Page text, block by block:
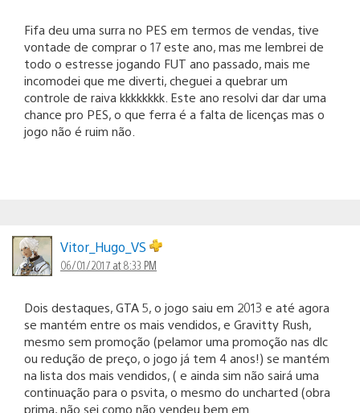
Fifa deu uma surra no PES em termos de vendas, tive
vontade de comprar o 17 este ano, mas me lembrei de
todo o estresse jogando FUT ano passado, mais me
incomodei que me diverti, cheguei a quebrar um
controle de raiva kkkkkkkk. Este ano resolvi dar dar uma
chance pro PES, o que ferra é a falta de licenças mas o
jogo não é ruim não.
Vitor_Hugo_VS
06/01/2017 at 8:33 PM
Dois destaques, GTA 5, o jogo saiu em 2013 e até agora
se mantém entre os mais vendidos, e Gravitty Rush,
mesmo sem promoção (pelamor uma promoção nas dlc
ou redução de preço, o jogo já tem 4 anos!) se mantém
na lista dos mais vendidos, ( e ainda sim não sairá uma
continuação para o psvita, o mesmo do uncharted (obra
prima, não sei como não vendeu bem em